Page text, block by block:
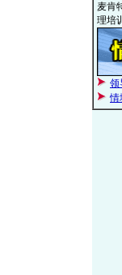
麦肯
理培
领
情